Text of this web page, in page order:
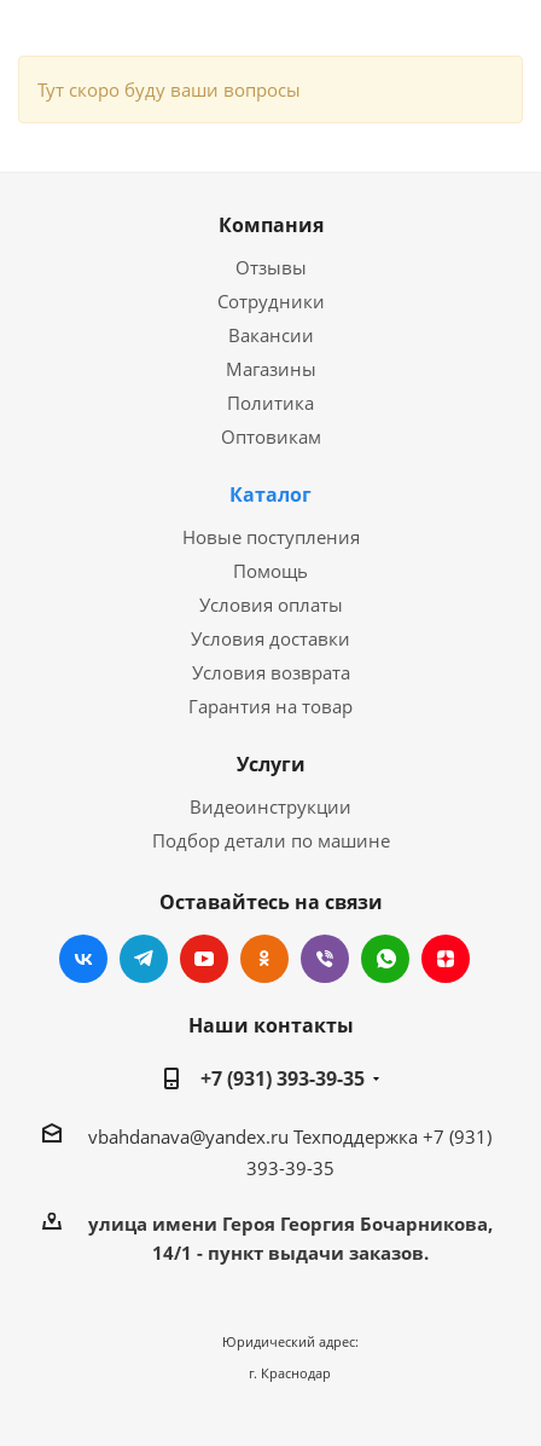
Тут скоро буду ваши вопросы
Компания
Отзывы
Сотрудники
Вакансии
Магазины
Политика
Оптовикам
Каталог
Новые поступления
Помощь
Условия оплаты
Условия доставки
Условия возврата
Гарантия на товар
Услуги
Видеоинструкции
Подбор детали по машине
Оставайтесь на связи
Наши контакты
+7 (931) 393-39-35
vbahdanava@yandex.ru Техподдержка +7 (931)
393-39-35
улица имени Героя Георгия Бочарникова,
14/1 - пункт выдачи заказов.
Юридический адрес:
г. Краснодар